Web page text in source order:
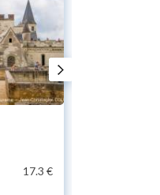
17.3 €